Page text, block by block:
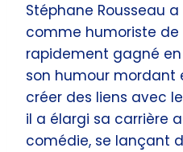
Stéphane Rousseau
comme humoriste
rapidement gagné
son humour
créer des liens avec
il a élargi sa carrière
comédie, se lançant